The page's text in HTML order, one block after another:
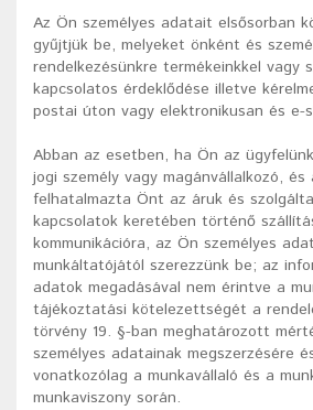
Az Ön személyes adatait elsősorban
gyűjtjük be, melyeket önként és
rendelkezésünkre termékeinkkel vagy
kapcsolatos érdeklődése illetve
postai úton vagy elektronikusan és e-
Abban az esetben, ha Ön az
jogi személy vagy magánvállalkozó,
felhatalmazta Önt az áruk és
kapcsolatok keretében történő
kommunikációra, az Ön személyes
munkáltatójától szerezzünk be; az
adatok megadásával nem érintve a
tájékoztatási kötelezettségét a
törvény 19. §-ban meghatározott
személyes adatainak megszerzésére
vonatkozólag a munkavállaló és a
munkaviszony során.